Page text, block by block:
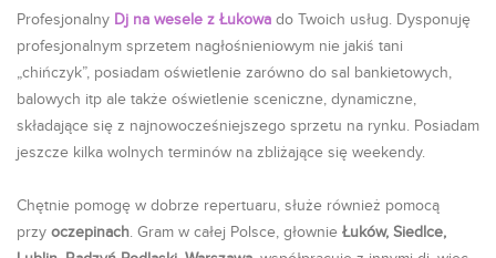
Profesjonalny Dj na wesele z Łukowa do Twoich usług. Dysponuję
profesjonalnym sprzetem nagłośnieniowym nie jakiś tani
„chińczyk”, posiadam oświetlenie zarówno do sal bankietowych,
balowych itp ale także oświetlenie sceniczne, dynamiczne,
składające się z najnowocześniejszego sprzetu na rynku. Posiadam
jeszcze kilka wolnych terminów na zbliżające się weekendy.
Chętnie pomogę w dobrze repertuaru, służe również pomocą
przy oczepinach. Gram w całej Polsce, głownie Łuków, Siedlce,